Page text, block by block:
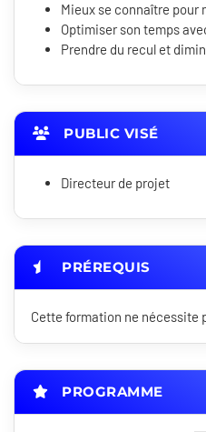
Mieux se connaître pour
Optimiser son temps
Prendre du recul et
PUBLIC VISÉ
Directeur de projet
PRÉREQUIS
Cette formation ne nécessite
PROGRAMME